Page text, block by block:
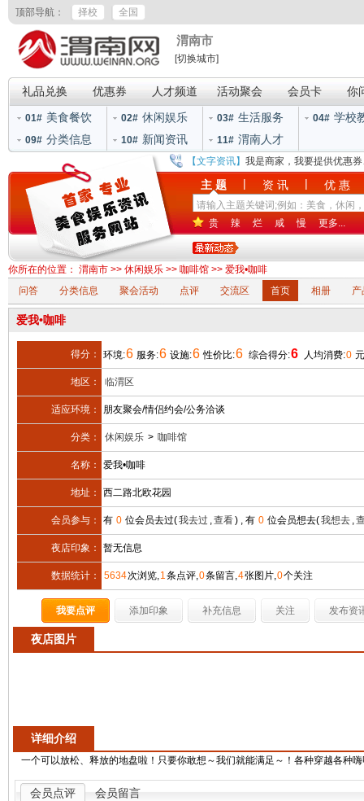
顶部导航： 择校 全国
渭南市
[切换城市]
礼品兑换 优惠券 人才频道 活动聚会 会员卡 你
01# 美食餐饮 02# 休闲娱乐 03# 生活服务 04# 学校
09# 分类信息 10# 新闻资讯 11# 渭南人才
【文字资讯】 我是商家，我要提供优惠
主 题 | 资 讯 | 优 惠
贵 辣 烂 咸 慢 更多...
你所在的位置： 渭南市 >> 休闲娱乐 >> 咖啡馆 >> 爱我•咖啡
问答
分类信息 聚会活动 点评 交流区 首页 相册 产
爱我•咖啡
得分： 环境:6 服务:6 设施:6 性价比:6 综合得分:6 人均消费:0
地区： 临渭区
适应环境： 朋友聚会/情侣约会/公务洽谈
分类： 休闲娱乐 > 咖啡馆
名称： 爱我•咖啡
地址： 西二路北欧花园
会员参与： 有 0 位会员去过(我去过 ,查看) , 有 0 位会员想去(我想去 ,
夜店印象： 暂无信息
数据统计： 5634次浏览,1条点评,0条留言,4张图片,0个关注
我要点评 添加印象 补充信息 关注 发布资
夜店图片
详细介绍
一个可以放松、释放的地盘啦！只要你敢想～我们就能满足～！各种穿越各种
会员点评 会员留言